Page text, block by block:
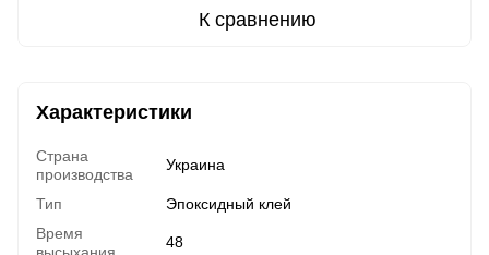
К сравнению
Характеристики
Страна
производства
Украина
Тип
Эпоксидный клей
Время
высыхания
48